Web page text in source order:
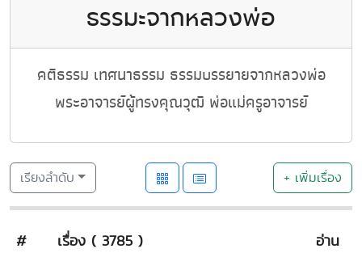
ธรรมะจากหลวงพ่อ
คติธรรม เทศนาธรรม ธรรมบรรยายจากหลวงพ่อ
พระอาจารย์ผู้ทรงคุณวุฒิ พ่อแม่ครูอาจารย์
เรียงลำดับ + เพิ่มเรื่อง
# เรื่อง ( 3785 ) อ่าน